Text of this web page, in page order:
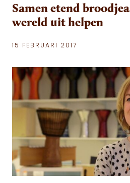
Samen etend
wereld uit helpen
15 FEBRUARI 2017